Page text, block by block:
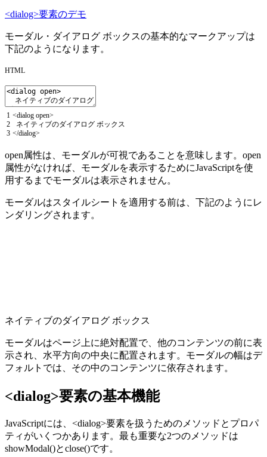
<dialog>要素のデモ
モーダル・ダイアログ ボックスの基本的なマークアップは
下記のようになります。
HTML
1
2
3
<dialog open>
ネイティブのダイアログ ボックス
</dialog>
open属性は、モーダルが可視であることを意味します。open
属性がなければ、モーダルを表示するためにJavaScriptを使
用するまでモーダルは表示されません。
モーダルはスタイルシートを適用する前は、下記のようにレ
ンダリングされます。
ネイティブのダイアログ ボックス
モーダルはページ上に絶対配置で、他のコンテンツの前に表
示され、水平方向の中央に配置されます。モーダルの幅はデ
フォルトでは、その中のコンテンツに依存されます。
<dialog>要素の基本機能
JavaScriptには、<dialog>要素を扱うためのメソッドとプロパ
ティがいくつかあります。最も重要な2つのメソッドは
showModal()とclose()です。